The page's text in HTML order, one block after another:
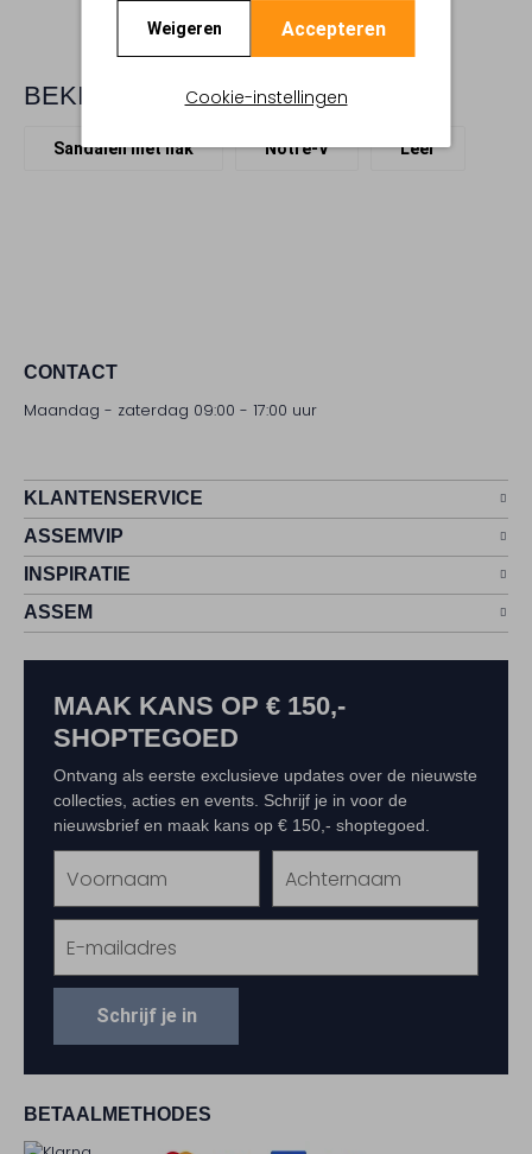
Weigeren Accepteren
Cookie-instellingen
BEKIJK MEER
Sandalen met hak Notre-V Leer
CONTACT
Maandag - zaterdag 09:00 - 17:00 uur
KLANTENSERVICE
ASSEMVIP
INSPIRATIE
ASSEM
BETAALMETHODES
MAAK KANS OP € 150,-
SHOPTEGOED
Ontvang als eerste exclusieve updates over de nieuwste
collecties, acties en events. Schrijf je in voor de
nieuwsbrief en maak kans op € 150,- shoptegoed.
Schrijf je in